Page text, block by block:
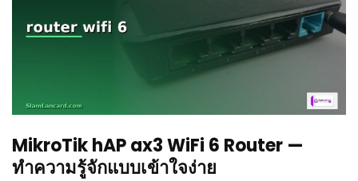
MikroTik hAP ax3 WiFi 6 Router —
ทำความรู้จักแบบเข้าใจง่าย